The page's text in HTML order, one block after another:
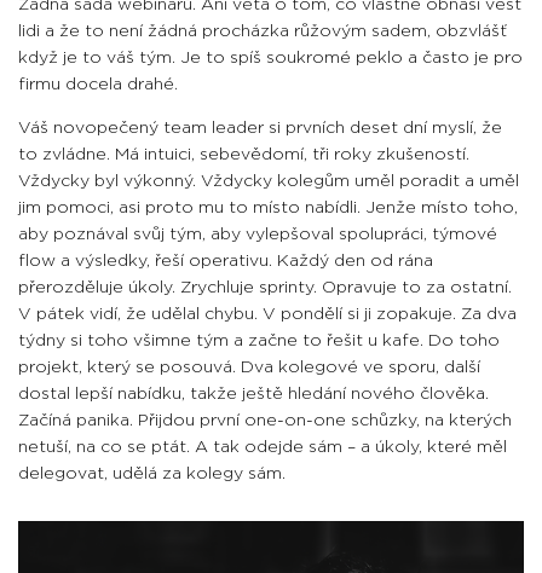
Žádná sada webinářů. Ani věta o tom, co vlastně obnáší vést
lidi a že to není žádná procházka růžovým sadem, obzvlášť
když je to váš tým. Je to spíš soukromé peklo a často je pro
firmu docela drahé.
Váš novopečený team leader si prvních deset dní myslí, že
to zvládne. Má intuici, sebevědomí, tři roky zkušeností.
Vždycky byl výkonný. Vždycky kolegům uměl poradit a uměl
jim pomoci, asi proto mu to místo nabídli. Jenže místo toho,
aby poznával svůj tým, aby vylepšoval spolupráci, týmové
flow a výsledky, řeší operativu. Každý den od rána
přerozděluje úkoly. Zrychluje sprinty. Opravuje to za ostatní.
V pátek vidí, že udělal chybu. V pondělí si ji zopakuje. Za dva
týdny si toho všimne tým a začne to řešit u kafe. Do toho
projekt, který se posouvá. Dva kolegové ve sporu, další
dostal lepší nabídku, takže ještě hledání nového člověka.
Začíná panika. Přijdou první one-on-one schůzky, na kterých
netuší, na co se ptát. A tak odejde sám – a úkoly, které měl
delegovat, udělá za kolegy sám.